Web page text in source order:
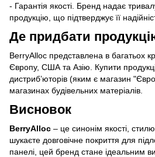
- Гарантія якості. Бренд надає
продукцію, що підтверджує її
Де придбати
BerryAlloc представлена в багатьох
Європу, США та Азію. Купити
дистриб’юторів (яким є магазин
магазинах будівельних матеріалів.
Висновок
BerryAlloc – це синонім якості,
шукаєте довговічне покриття для
панелі, цей бренд стане ідеальним